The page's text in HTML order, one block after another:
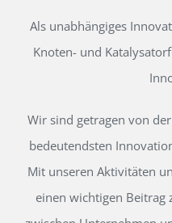
Als unabhängiges
Knoten- und
Wir sind getragen von
bedeutendsten
Mit unseren Aktivitäten
einen wichtigen